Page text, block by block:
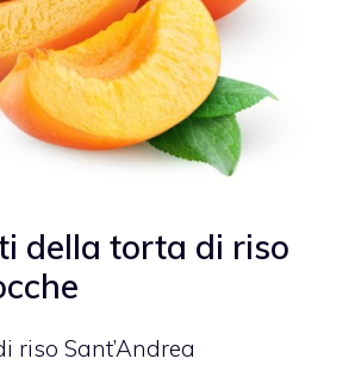
della torta di riso
riso Sant’Andrea